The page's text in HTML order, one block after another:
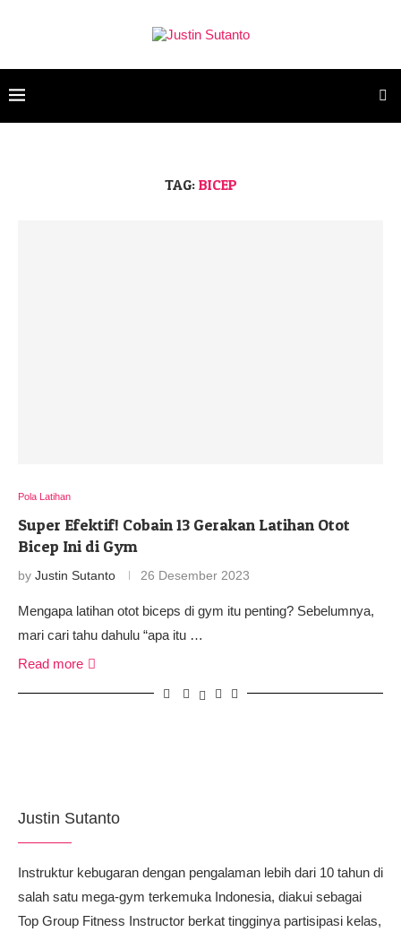
TAG: BICEP
Pola Latihan
Super Efektif! Cobain 13 Gerakan Latihan Otot
Bicep Ini di Gym
by Justin Sutanto 26 Desember 2023
Mengapa latihan otot biceps di gym itu penting? Sebelumnya,
mari cari tahu dahulu “apa itu …
Read more
Justin Sutanto
Instruktur kebugaran dengan pengalaman lebih dari 10 tahun di
salah satu mega-gym terkemuka Indonesia, diakui sebagai
Top Group Fitness Instructor berkat tingginya partisipasi kelas,